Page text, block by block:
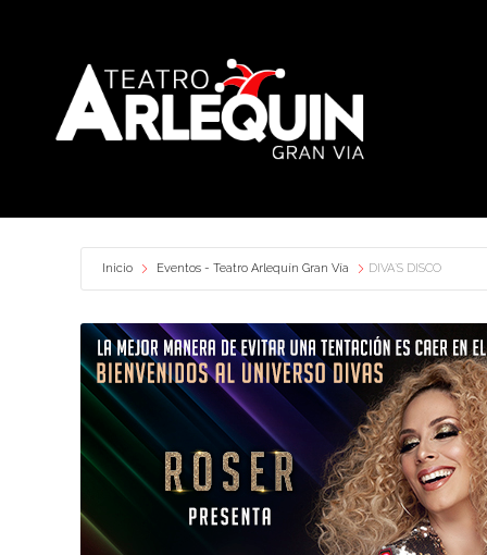
Inicio Eventos - Teatro Arlequín Gran Vía DIVA´S DISCO